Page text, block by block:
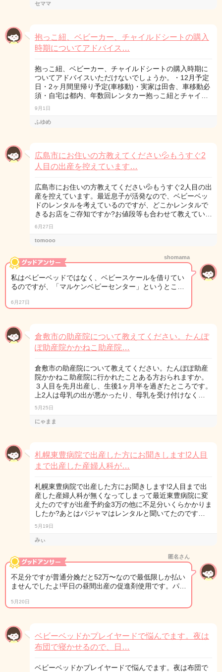
セママ
抱っこ紐、ベビーカー、チャイルドシートの購入
時期についてアドバイス…
抱っこ紐、ベビーカー、チャイルドシートの購入時期に
ついてアドバイスいただけないでしょうか。・12月予定
日・2ヶ月間里帰り予定(車移動)・実家は田舎、車移動必
須・自宅は都内、年数回レンタカー抱っこ紐とチャイ…
9月1日
ふゆめ
広島市にお住いの方教えてください💦もうすぐ2
人目の出産を控えています…
広島市にお住いの方教えてください💦もうすぐ2人目の出
産を控えています。最近息子が活発なので、ベビーベッ
ドのレンタルを考えているのですが、どこかレンタルで
きるお店をご存知ですか?お値段等も合わせて教えてい…
6月27日
tomooo
shomama
私はベビーベッドではなく、ベビースケールを借りてい
るのですが、「マルケンベビーセンター」というとこ…
6月27日
倉敷市の助産院について教えてください。たんぽ
ぽ助産院かかねこ助産院…
倉敷市の助産院について教えてください。たんぽぽ助産
院かかねこ助産院に行かれたことある方おられますか。
３人目を先月出産し、生後1ヶ月半を過ぎたところです。
上2人は母乳の出が悪かったり、母乳を受け付けなく…
5月25日
にゃまま
札幌東豊病院で出産した方にお聞きします!2人目
まで出産した産婦人科が…
札幌東豊病院で出産した方にお聞きします!2人目まで出
産した産婦人科が無くなってしまって最近東豊病院に変
えたのですが出産予約金3万の他に不足分いくらかかりま
したか?あとはパジャマはレンタルと聞いてたのです…
5月19日
みぃ
匿名さん
不足分ですが普通分娩だと52万〜なので最低限しか払い
ませんでしたよ!平日の昼間出産の促進剤使用です。パ…
5月20日
ベビーベッドかプレイヤードで悩んでます。夜は
布団で寝かせるので、日…
ベビーベッドかプレイヤードで悩んでます。夜は布団で